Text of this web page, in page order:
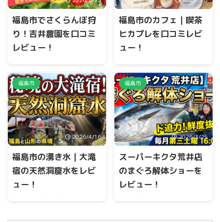
福島市でさくらんぼ狩
り！吉井農園を口コミ
レビュー！
0?si=8lwKxR6401Xie83u 福島
市沖高、福島飯坂IC付近にあり
ます吉井農園さんでは、さく
らんぼ狩りを楽しむことがで
きます。 また、贈答用、自宅
用のさくらんぼも販売してい
ます。 可愛いヤギもいます。
この投稿をInstagramで見る
さくらんぼ大将
(@sakurambo_taisyo)がシェ
アした投稿
福島市のカフェ｜喫茶
ヒカプレを口コミレビ
ュー！
さんへ行ってきましたょ
小
さくて可愛いカフェ
アーモ
ンドミルクラテと米粉のレモ
ンとポピーシードケーキとパ
ンナコッタ(台湾パイナップル)
を、いただきました
ラテは
甘さ控えめで、スウィーツと
合ぅ
#cafè #福島グルメ #福
島ランチ #ふくしま情報発信局
#カフェ巡り
pic.twitter.com/hBgg4xdlrC—
あきぴ (@a_aki ...
福島市
2026/4/16
福島市の湧き水｜大滝
宿の天然洞窟水をレビ
ュー！
出ており、天然の観光スポッ
福島市
2026/3/25
スーパーキクタ荒井店
のまぐろ解体ショーを
レビュー！
三土曜16時にシーフードコー